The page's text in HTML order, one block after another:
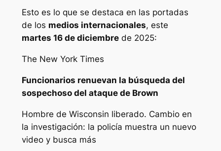
Esto es lo que se destaca en las portadas
de los medios internacionales, este
martes 16 de diciembrede 2025:
The New York Times
Funcionarios renuevan la búsqueda del
sospechoso del ataque de Brown
Hombre de Wisconsin liberado. Cambio en
la investigación: la policía muestra un nuevo
video y busca más